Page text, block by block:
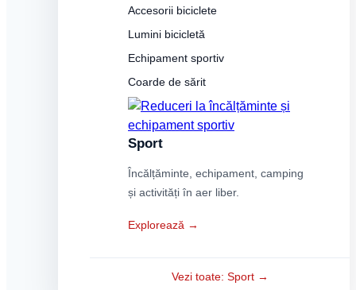
Accesorii biciclete
Lumini bicicletă
Echipament sportiv
Coarde de sărit
Sport
Încălțăminte, echipament, camping
și activități în aer liber.
Explorează →
Vezi toate: Sport →